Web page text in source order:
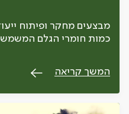
מבצעים מחקר ופיתוח
כמות חומרי הגלם
המשך קריאה